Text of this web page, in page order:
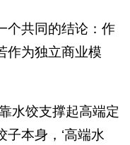
个共同的结论：作
作为独立商业模
水饺支撑起高端定
本身，‘高端水